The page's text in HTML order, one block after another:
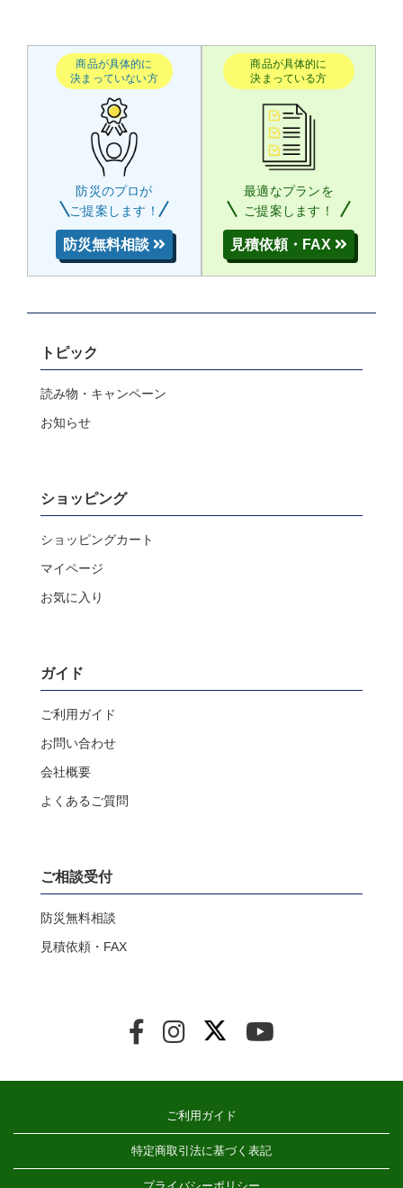
商品が具体的に
決まっていない方
防災のプロが
ご提案します！
防災無料相談
商品が具体的に
決まっている方
最適なプランを
ご提案します！
見積依頼・FAX
トピック
読み物・キャンペーン
お知らせ
ショッピング
ショッピングカート
マイページ
お気に入り
ガイド
ご利用ガイド
お問い合わせ
会社概要
よくあるご質問
ご相談受付
防災無料相談
見積依頼・FAX
ご利用ガイド
特定商取引法に基づく表記